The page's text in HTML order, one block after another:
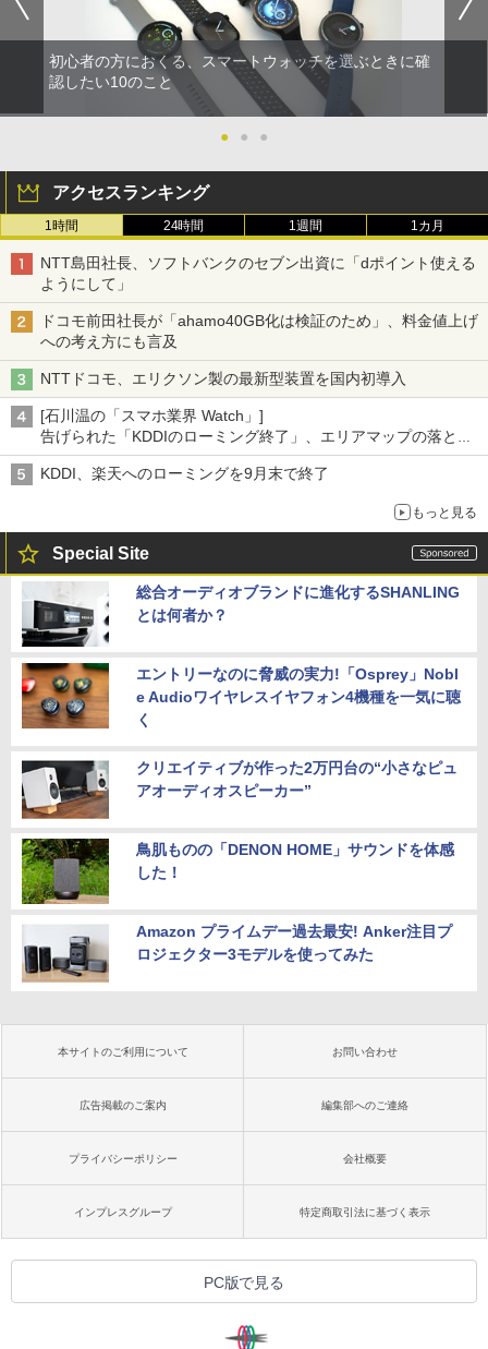
初心者の方におくる、スマートウォッチを選ぶときに確
認したい10のこと
● ● ●
アクセスランキング
1時間 24時間 1週間 1カ月
NTT島田社長、ソフトバンクのセブン出資に「dポイント使える
ようにして」
ドコモ前田社長が「ahamo40GB化は検証のため」、料金値上げ
への考え方にも言及
NTTドコモ、エリクソン製の最新型装置を国内初導入
[石川温の「スマホ業界 Watch」]
告げられた「KDDIのローミング終了」、エリアマップの落とし
穴と楽天モバイルの課題
KDDI、楽天へのローミングを9月末で終了
もっと見る
Special Site
総合オーディオブランドに進化するSHANLING
とは何者か？
エントリーなのに脅威の実力!「Osprey」Nobl
e Audioワイヤレスイヤフォン4機種を一気に聴
く
クリエイティブが作った2万円台の“小さなピュ
アオーディオスピーカー”
鳥肌ものの「DENON HOME」サウンドを体感
した！
Amazon プライムデー過去最安! Anker注目プ
ロジェクター3モデルを使ってみた
本サイトのご利用について お問い合わせ
広告掲載のご案内 編集部へのご連絡
プライバシーポリシー 会社概要
インプレスグループ 特定商取引法に基づく表示
PC版で見る